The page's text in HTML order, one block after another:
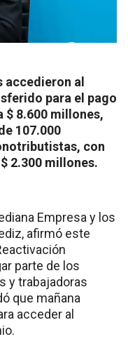
accedieron al
para el pago
$ 8.600 millones,
107.000
con
2.300 millones.
Empresa y los
afirmó este
parte de los
y trabajadoras
que mañana
acceder al